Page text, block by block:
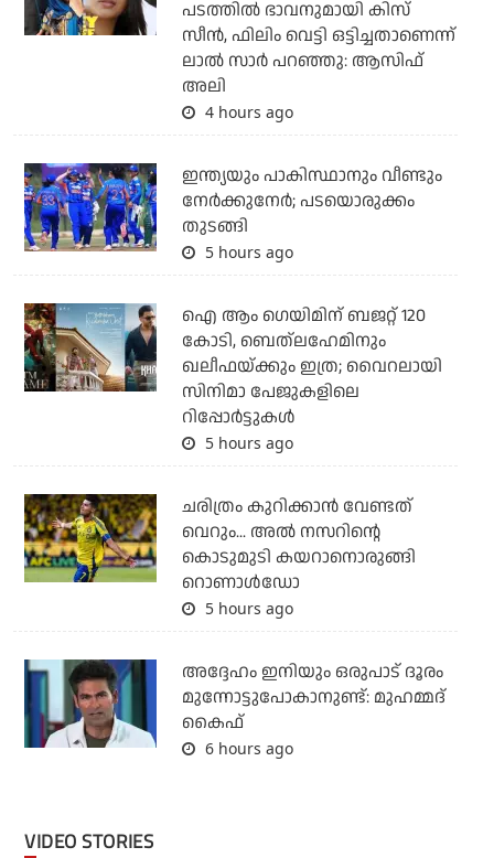
പടത്തില്‍ ഭാവനുമായി കിസ്
സീന്‍, ഫിലിം വെട്ടി ഒട്ടിച്ചതാണെന്ന്
ലാല്‍ സാര്‍ പറഞ്ഞു: ആസിഫ്
അലി
4 hours ago
ഇന്ത്യയും പാകിസ്ഥാനും വീണ്ടും
നേര്‍ക്കുനേര്‍; പടയൊരുക്കം
തുടങ്ങി
5 hours ago
ഐ ആം ഗെയിമിന് ബജറ്റ് 120
കോടി, ബെത്‌ലഹേമിനും
ഖലീഫയ്ക്കും ഇത്ര; വൈറലായി
സിനിമാ പേജുകളിലെ
റിപ്പോര്‍ട്ടുകള്‍
5 hours ago
ചരിത്രം കുറിക്കാന്‍ വേണ്ടത്
വെറും... അല്‍ നസറിന്റെ
കൊടുമുടി കയറാനൊരുങ്ങി
റൊണാള്‍ഡോ
5 hours ago
അദ്ദേഹം ഇനിയും ഒരുപാട് ദൂരം
മുന്നോട്ടുപോകാനുണ്ട്: മുഹമ്മദ്
കൈഫ്
6 hours ago
VIDEO STORIES